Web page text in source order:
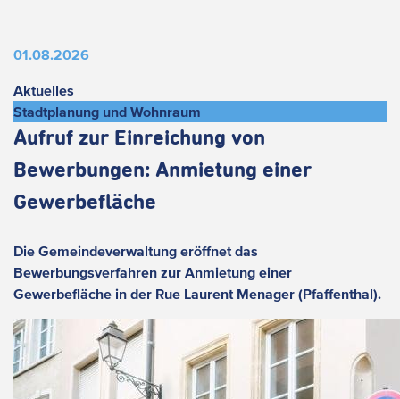
01.08.2026
Aktuelles
Stadtplanung und Wohnraum
Aufruf zur Einreichung von
Bewerbungen: Anmietung einer
Gewerbefläche
Die Gemeindeverwaltung eröffnet das
Bewerbungsverfahren zur Anmietung einer
Gewerbefläche in der Rue Laurent Menager (Pfaffenthal).